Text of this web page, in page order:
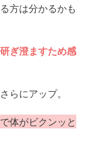
方は分かるかも
ぎ澄ますため感
らにアップ。
体がビクンッと